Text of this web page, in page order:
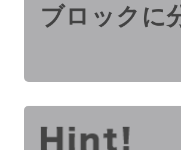
ブロックに